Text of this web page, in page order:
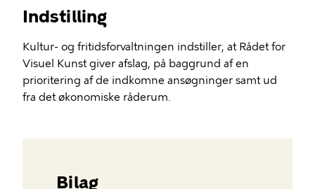
Indstilling
Kultur- og fritidsforvaltningen indstiller, at Rådet for
Visuel Kunst giver afslag, på baggrund af en
prioritering af de indkomne ansøgninger samt ud
fra det økonomiske råderum.
Bilag